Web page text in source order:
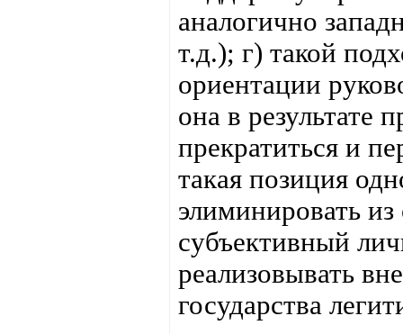
аналогично
т.д.); г) такой
ориентации
она в результате
прекратиться и
такая позиция
элиминировать
субъективный
реализовывать
государства